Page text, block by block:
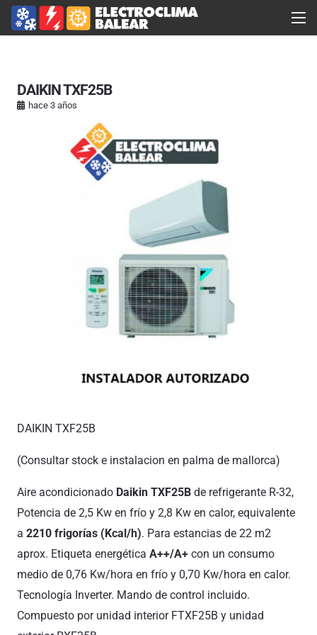
DAIKIN TXF25B
hace 3 años
DAIKIN TXF25B
(Consultar stock e instalacion en palma de mallorca)
Aire acondicionado Daikin TXF25B de refrigerante R-32,
Potencia de 2,5 Kw en frío y 2,8 Kw en calor, equivalente
a 2210 frigorías (Kcal/h). Para estancias de 22 m2
aprox. Etiqueta energética A++/A+ con un consumo
medio de 0,76 Kw/hora en frío y 0,70 Kw/hora en calor.
Tecnología Inverter. Mando de control incluido.
Compuesto por unidad interior FTXF25B y unidad